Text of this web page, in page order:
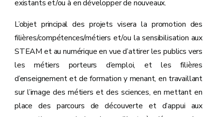
existants et/ou à en développer de nouveaux.
L’objet principal des projets visera la promotion des
filières/compétences/métiers et/ou la sensibilisation aux
STEAM et au numérique en vue d’attirer les publics vers
les métiers porteurs d’emploi, et les filières
d’enseignement et de formation y menant, en travaillant
sur l’image des métiers et des sciences, en mettant en
place des parcours de découverte et d’appui aux